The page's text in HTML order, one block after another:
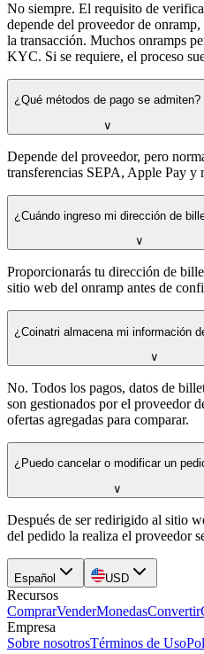
No siempre. El requisito de
depende del proveedor de
la transacción. Muchos onramps
KYC. Si se requiere, el proceso
¿Qué métodos de pago se admiten?
∨
Depende del proveedor, pero
transferencias SEPA, Apple Pay y
¿Cuándo ingreso mi dirección de
∨
Proporcionarás tu dirección de
sitio web del onramp antes de
¿Coinatri almacena mi información
∨
No. Todos los pagos, datos de
son gestionados por el proveedor
ofertas agregadas para comparar.
¿Puedo cancelar o modificar un
∨
Después de ser redirigido al sitio
del pedido la realiza el proveedor
Español USD
Recursos
ComprarVenderMonedasConvertir
Empresa
Sobre nosotrosTérminos de Uso